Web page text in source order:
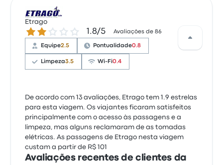
Etrago
1.8 de 5 estrelas 1.8/5 Avaliações de 86
Equipe2.5 Pontualidade0.8
Limpeza3.5 Wi-Fi0.4
De acordo com 13 avaliações, Etrago tem 1.9 estrelas
para esta viagem. Os viajantes ficaram satisfeitos
principalmente com o acesso às passagens e a
limpeza, mas alguns reclamaram de as tomadas
elétricas. As passagens de Etrago nesta viagem
custam a partir de R$ 101
Avaliações recentes de clientes da